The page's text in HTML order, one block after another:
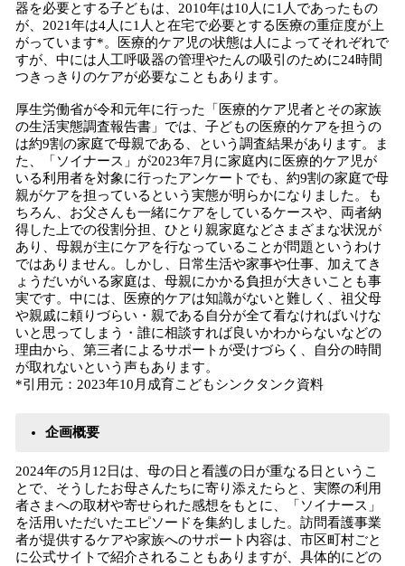
器を必要とする子どもは、2010年は10人に1人であったもの
が、2021年は4人に1人と在宅で必要とする医療の重症度が上
がっています*。医療的ケア児の状態は人によってそれぞれで
すが、中には人工呼吸器の管理やたんの吸引のために24時間
つきっきりのケアが必要なこともあります。
厚生労働省が令和元年に行った「医療的ケア児者とその家族
の生活実態調査報告書」では、子どもの医療的ケアを担うの
は約9割の家庭で母親である、という調査結果があります。ま
た、「ソイナース」が2023年7月に家庭内に医療的ケア児が
いる利用者を対象に行ったアンケートでも、約9割の家庭で母
親がケアを担っているという実態が明らかになりました。も
ちろん、お父さんも一緒にケアをしているケースや、両者納
得した上での役割分担、ひとり親家庭などさまざまな状況が
あり、母親が主にケアを行なっていることが問題というわけ
ではありません。しかし、日常生活や家事や仕事、加えてき
ょうだいがいる家庭は、母親にかかる負担が大きいことも事
実です。中には、医療的ケアは知識がないと難しく、祖父母
や親戚に頼りづらい・親である自分が全て看なければいけな
いと思ってしまう・誰に相談すれば良いかわからないなどの
理由から、第三者によるサポートが受けづらく、自分の時間
が取れないという声もあります。
*引用元：2023年10月成育こどもシンクタンク資料
企画概要
2024年の5月12日は、母の日と看護の日が重なる日というこ
とで、そうしたお母さんたちに寄り添えたらと、実際の利用
者さまへの取材や寄せられた感想をもとに、「ソイナース」
を活用いただいたエピソードを集約しました。訪問看護事業
者が提供するケアや家族へのサポート内容は、市区町村ごと
に公式サイトで紹介されることもありますが、具体的にどの